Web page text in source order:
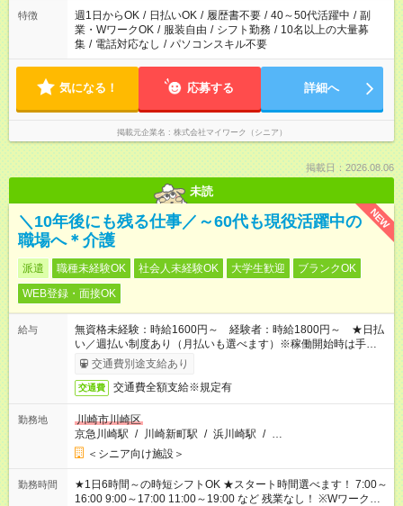
特徴 週1日からOK / 日払いOK / 履歴書不要 / 40～50代活躍中 / 副
業・WワークOK / 服装自由 / シフト勤務 / 10名以上の大量募
集 / 電話対応なし / パソコンスキル不要
気になる！ 応募する 詳細へ
掲載元企業名 株式会社マイワーク（シニア）
掲載日：2026.08.06
未読
NEW
＼10年後にも残る仕事／～60代も現役活躍中の
職場へ＊介護
派遣 職種未経験OK 社会人未経験OK 大学生歓迎
ブランクOK
WEB登録・面接OK
給与
無資格未経験：時給1600円～ 経験者：時給1800円～ ★日払
い／週払い制度あり（月払いも選べます）※稼働開始時は手続き
完了次第のお支払いとなります。
交通費別途支給あり
交通費 交通費全額支給※規定有
勤務地
川崎市川崎区
京急川崎駅 / 川崎新町駅 / 浜川崎駅 / …
＜シニア向け施設＞
勤務時間
★1日6時間～の時短シフトOK ★スタート時間選べます！ 7:00～
16:00 9:00～17:00 11:00～19:00 など 残業なし！ ※Wワークの